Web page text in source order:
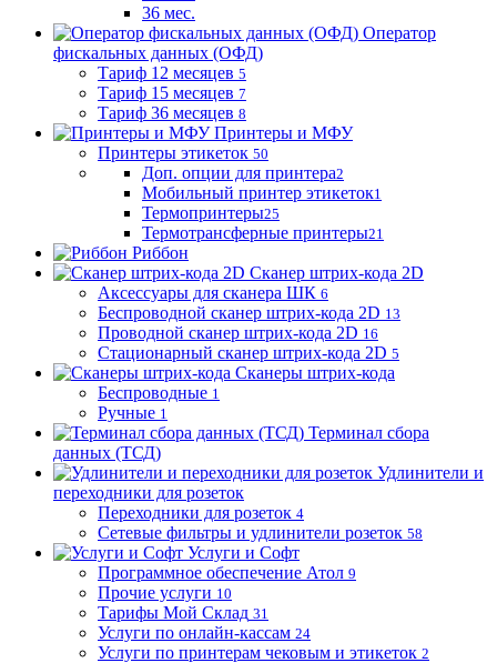
36 мес.
Оператор
фискальных данных (ОФД)
Тариф 12 месяцев 5
Тариф 15 месяцев 7
Тариф 36 месяцев 8
Принтеры и МФУ
Принтеры этикеток 50
Доп. опции для принтера2
Мобильный принтер этикеток1
Термопринтеры25
Термотрансферные принтеры21
Риббон
Сканер штрих-кода 2D
Аксессуары для сканера ШК 6
Беспроводной сканер штрих-кода 2D 13
Проводной сканер штрих-кода 2D 16
Стационарный сканер штрих-кода 2D 5
Сканеры штрих-кода
Беспроводные 1
Ручные 1
Терминал сбора
данных (ТСД)
Удлинители и
переходники для розеток
Переходники для розеток 4
Сетевые фильтры и удлинители розеток 58
Услуги и Софт
Программное обеспечение Атол 9
Прочие услуги 10
Тарифы Мой Склад 31
Услуги по онлайн-кассам 24
Услуги по принтерам чековым и этикеток 2